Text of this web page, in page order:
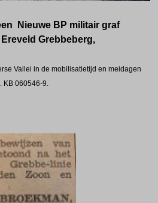
Nieuwe BP militair graf
Grebbeberg,
Vallei in de mobilisatietijd en meidagen
KB 060546-9.